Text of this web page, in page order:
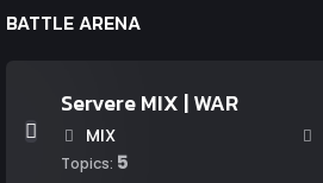
BATTLE ARENA
Servere MIX | WAR
MIX
Topics: 5